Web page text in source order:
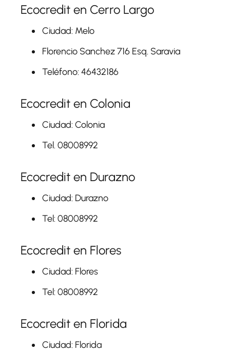
Ecocredit en Cerro Largo
Ciudad: Melo
Florencio Sanchez 716 Esq. Saravia
Teléfono: 46432186
Ecocredit en Colonia
Ciudad: Colonia
Tel. 08008992
Ecocredit en Durazno
Ciudad: Durazno
Tel: 08008992
Ecocredit en Flores
Ciudad: Flores
Tel: 08008992
Ecocredit en Florida
Ciudad: Florida